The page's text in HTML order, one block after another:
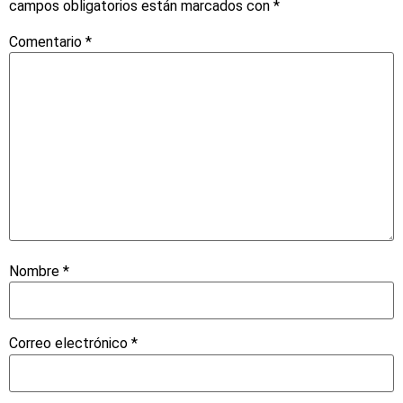
campos obligatorios están marcados con *
Comentario *
Nombre *
Correo electrónico *